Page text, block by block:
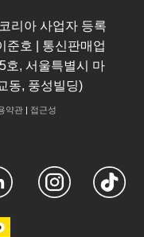
리아 사업자 등록
준호 | 통신판매업
호, 서울특별시 마
동, 풍성빌딩)
약관| 접근성